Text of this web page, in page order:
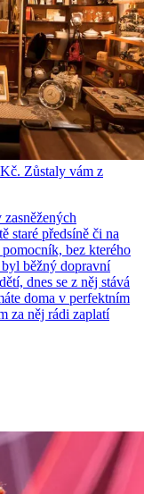
Zůstaly vám z
staré předsíně či na
bez kterého
běžný dopravní
dnes se z něj stává
doma v perfektním
za něj rádi zaplatí